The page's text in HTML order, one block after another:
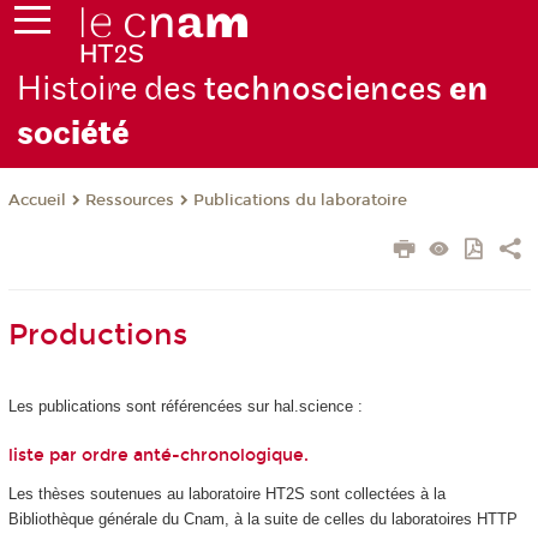
Histoire des technosciences en
société
Accueil Ressources Publications du laboratoire
Productions
Les publications sont référencées sur hal.science :
liste par ordre anté-chronologique.
Les thèses soutenues au laboratoire HT2S sont collectées à la
Bibliothèque générale du Cnam, à la suite de celles du laboratoires HTTP